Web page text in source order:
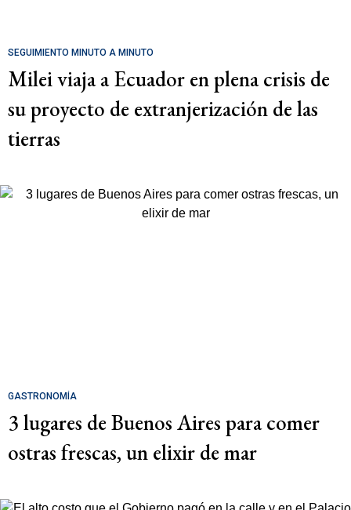
SEGUIMIENTO MINUTO A MINUTO
Milei viaja a Ecuador en plena crisis de
su proyecto de extranjerización de las
tierras
GASTRONOMÍA
3 lugares de Buenos Aires para comer
ostras frescas, un elixir de mar